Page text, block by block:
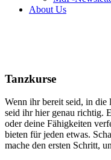
About Us
Tanzkurse
Wenn ihr bereit seid, in die
seid ihr hier genau richtig.
oder deine Fähigkeiten
bieten für jeden etwas.
mache den ersten Schritt,